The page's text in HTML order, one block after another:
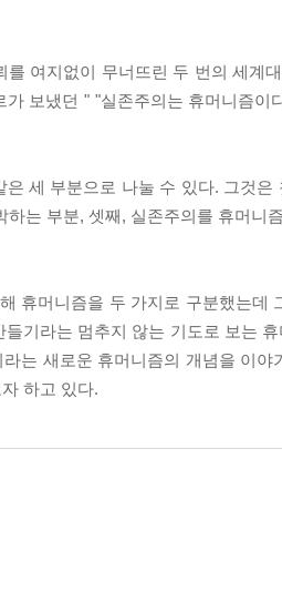
여지없이 무너뜨린 두 번의 세계
보냈던 " "실존주의는 휴머니즘이
세 부분으로 나눌 수 있다. 그것
는 부분, 셋째, 실존주의를 휴머니
휴머니즘을 두 가지로 구분했는데
기라는 멈추지 않는 기도로 보는
는 새로운 휴머니즘의 개념을 이야
하고 있다.